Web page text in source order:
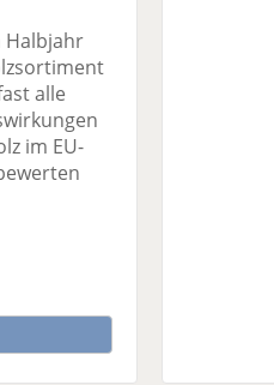
Halbjahr
alle
im EU-